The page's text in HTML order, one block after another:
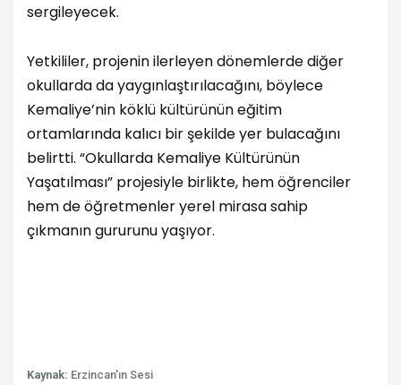
sergileyecek.
Yetkililer, projenin ilerleyen dönemlerde diğer
okullarda da yaygınlaştırılacağını, böylece
Kemaliye’nin köklü kültürünün eğitim
ortamlarında kalıcı bir şekilde yer bulacağını
belirtti. “Okullarda Kemaliye Kültürünün
Yaşatılması” projesiyle birlikte, hem öğrenciler
hem de öğretmenler yerel mirasa sahip
çıkmanın gururunu yaşıyor.
Kaynak: Erzincan'ın Sesi